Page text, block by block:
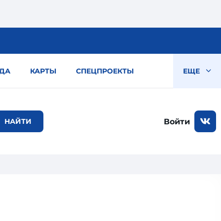
КАРТЫ СПЕЦПРОЕКТЫ ЕЩЕ
Войти